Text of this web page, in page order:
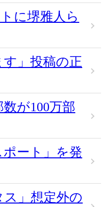
に堺雅人ら
す」投稿の正
が100万部
ート」を発
ス」想定外の